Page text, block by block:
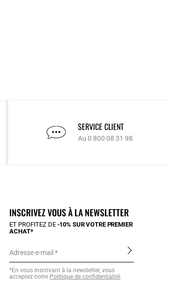
SERVICE CLIENT
Au 0 800 08 31 98
INSCRIVEZ VOUS À LA NEWSLETTER
ET PROFITEZ DE -10% SUR VOTRE PREMIER
ACHAT*
Adresse e-mail
*En vous inscrivant à la newsletter, vous
acceptez notre Politique de confidentialité.